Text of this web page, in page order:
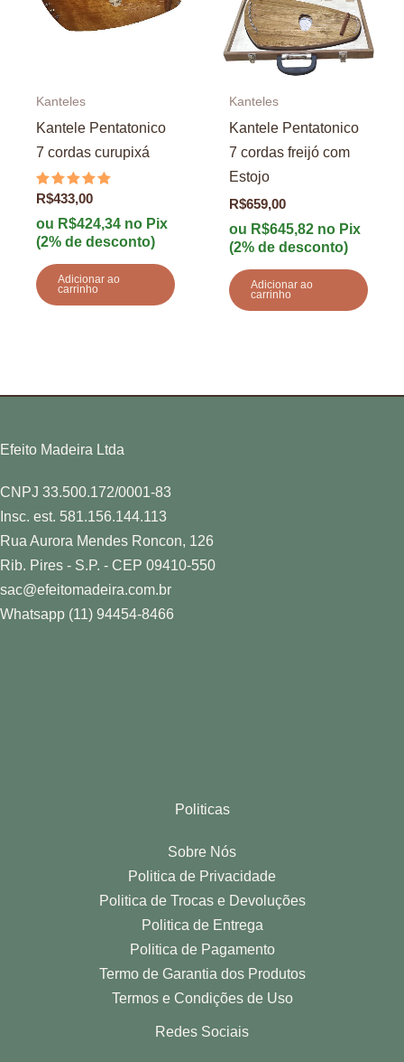
Kanteles
Kantele Pentatonico
7 cordas curupixá
Avaliação
de 5
R$433,00
ou R$424,34no Pix
(2% de desconto)
Adicionar ao
carrinho
Kanteles
Kantele Pentatonico
7 cordas freijó com
Estojo
R$659,00
ou R$645,82no Pix
(2% de desconto)
Adicionar ao
carrinho
Efeito Madeira Ltda
CNPJ 33.500.172/0001-83
Insc. est. 581.156.144.113
Rua Aurora Mendes Roncon, 126
Rib. Pires - S.P. - CEP 09410-550
sac@efeitomadeira.com.br
Whatsapp (11) 94454-8466
Politicas
Sobre Nós
Politica de Privacidade
Politica de Trocas e Devoluções
Politica de Entrega
Politica de Pagamento
Termo de Garantia dos Produtos
Termos e Condições de Uso
Redes Sociais